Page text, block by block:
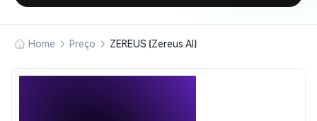
Home Preço ZEREUS (Zereus AI)